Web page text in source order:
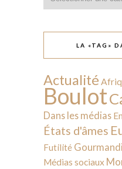
LA «TAG»
Actualité
Boulot
Dans les médias
États d'âmes
Futilité
Médias sociaux